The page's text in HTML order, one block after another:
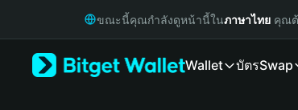
Русский
ขณะนี้คุณกำลังดูหน้านี้ในภาษาไทย คุณต้
Wallet บัตรSwap